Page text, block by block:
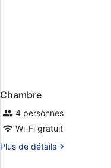
Chambre
4 personnes
Wi-Fi gratuit
Plus de détails
Plus